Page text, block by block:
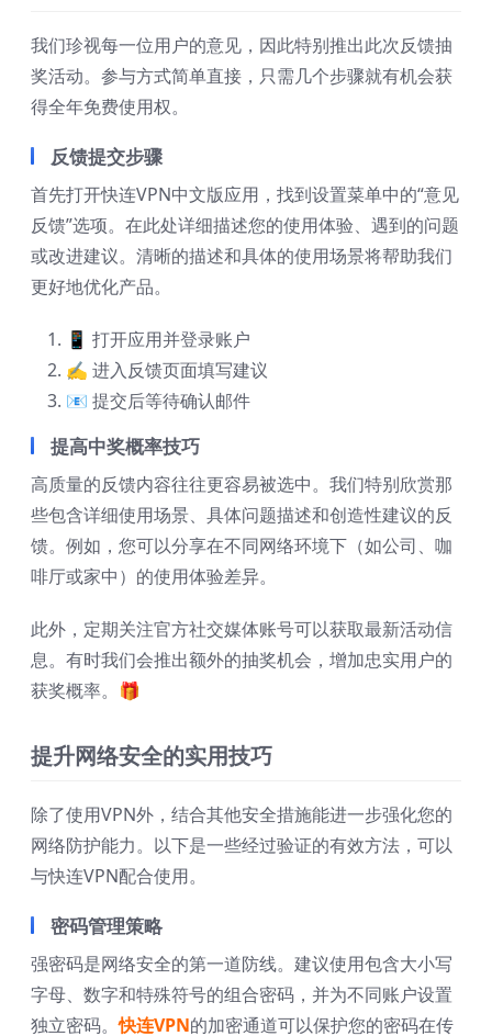
我们珍视每一位用户的意见，因此特别推出此次反馈抽
奖活动。参与方式简单直接，只需几个步骤就有机会获
得全年免费使用权。
反馈提交步骤
首先打开快连VPN中文版应用，找到设置菜单中的“意见
反馈”选项。在此处详细描述您的使用体验、遇到的问题
或改进建议。清晰的描述和具体的使用场景将帮助我们
更好地优化产品。
📱 打开应用并登录账户
✍️ 进入反馈页面填写建议
📧 提交后等待确认邮件
提高中奖概率技巧
高质量的反馈内容往往更容易被选中。我们特别欣赏那
些包含详细使用场景、具体问题描述和创造性建议的反
馈。例如，您可以分享在不同网络环境下（如公司、咖
啡厅或家中）的使用体验差异。
此外，定期关注官方社交媒体账号可以获取最新活动信
息。有时我们会推出额外的抽奖机会，增加忠实用户的
获奖概率。🎁
提升网络安全的实用技巧
除了使用VPN外，结合其他安全措施能进一步强化您的
网络防护能力。以下是一些经过验证的有效方法，可以
与快连VPN配合使用。
密码管理策略
强密码是网络安全的第一道防线。建议使用包含大小写
字母、数字和特殊符号的组合密码，并为不同账户设置
独立密码。快连VPN的加密通道可以保护您的密码在传